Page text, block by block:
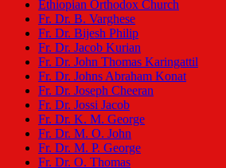
Ethiopian Orthodox Church
Fr. Dr. B. Varghese
Fr. Dr. Bijesh Philip
Fr. Dr. Jacob Kurian
Fr. Dr. John Thomas Karingattil
Fr. Dr. Johns Abraham Konat
Fr. Dr. Joseph Cheeran
Fr. Dr. Jossi Jacob
Fr. Dr. K. M. George
Fr. Dr. M. O. John
Fr. Dr. M. P. George
Fr. Dr. O. Thomas